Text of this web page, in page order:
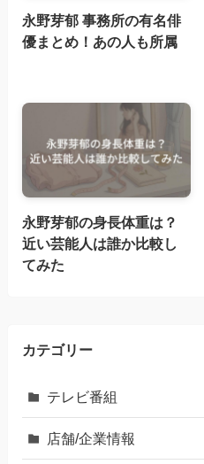
永野芽郁 事務所の有名俳
優まとめ！あの人も所属
永野芽郁の身長体重は？
近い芸能人は誰か比較し
てみた
カテゴリー
テレビ番組
店舗/企業情報